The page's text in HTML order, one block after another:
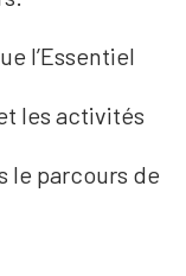
l’Essentiel
les activités
le parcours de